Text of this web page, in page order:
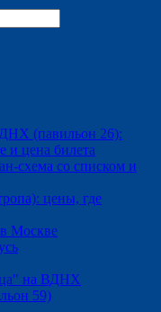
(павильон 26):
и цена билета
схема со списком и
цены, где
Москве
на ВДНХ
59)